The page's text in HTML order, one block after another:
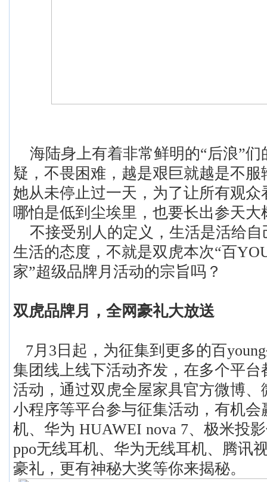
海陆身上有着非常鲜明的“后浪”
疑，不畏困难，越是艰巨就越是不
她从未停止过一天，为了让所有观众
哪怕是低到尘埃里，也要长出参天大
不接受别人的定义，生活是活给
生活的态度，不就是双虎本次“百
家”超级品牌月活动的宗旨吗？
双虎品牌月，全网豪礼大放送
7月3日起，为征集到更多的百
集团线上线下活动齐发，在多个平台
活动，通过双虎全屋家具官方微博、
小程序等平台参与征集活动，有机会
机、华为 HUAWEI nova 7、极米投
ppo无线耳机、华为无线耳机、腾讯
豪礼，更有神秘大奖等你来揭秘。